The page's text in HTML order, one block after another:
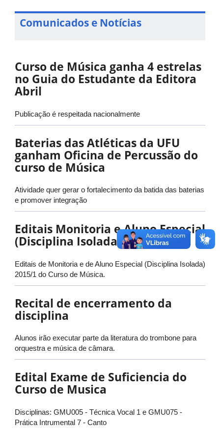
Comunicados e Notícias
Curso de Música ganha 4 estrelas
no Guia do Estudante da Editora
Abril
Publicação é respeitada nacionalmente
Baterias das Atléticas da UFU
ganham Oficina de Percussão do
curso de Música
Atividade quer gerar o fortalecimento da batida das baterias
e promover integração
Editais Monitoria e Aluno Especial
(Disciplina Isolada) 2015/1
Editais de Monitoria e de Aluno Especial (Disciplina Isolada)
2015/1 do Curso de Música.
Recital de encerramento da
disciplina
Alunos irão executar parte da literatura do trombone para
orquestra e música de câmara.
Edital Exame de Suficiencia do
Curso de Musica
Disciplinas: GMU005 - Técnica Vocal 1 e GMU075 -
Prática Intrumental 7 - Canto